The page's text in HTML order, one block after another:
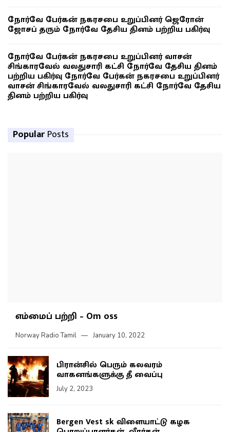
நோர்வே பேர்கன் நகரசபை உறுப்பினர் ஜெரோன்
ஜோசப் தரும் நோர்வே தேசிய தினம் பற்றிய பகிர்வு
நோர்வே பேர்கன் நகரசபை உறுப்பினர் வாசன்
சிங்காரவேல் வலதுசாரி கட்சி நோர்வே தேசிய தினம்
பற்றிய பகிர்வு நோர்வே பேர்கன் நகரசபை உறுப்பினர்
வாசன் சிங்காரவேல் வலதுசாரி கட்சி நோர்வே தேசிய
தினம் பற்றிய பகிர்வு
Popular Posts
எம்மைப் பற்றி – Om oss
Norway Radio Tamil January 10, 2022
பிரான்சில் பெரும் கலவரம்
வாகனங்களுக்கு தீ வைப்பு
July 2, 2023
Bergen Vest sk விளையாட்டு கழக